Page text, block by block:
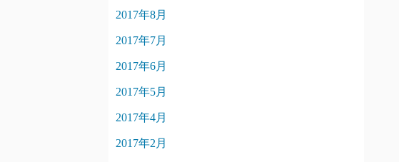
2017年8月
2017年7月
2017年6月
2017年5月
2017年4月
2017年2月